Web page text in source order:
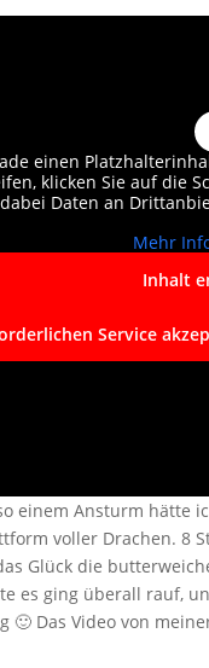
einen
klicken Sie auf die
dabei Daten an
Mehr
Inhalt
Service
einem Ansturm hätte
voller Drachen. 8
Glück die
es ging überall rauf,
Das Video von